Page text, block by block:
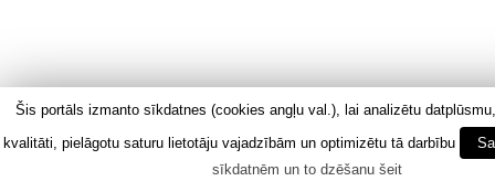
Šis portāls izmanto sīkdatnes (cookies angļu val.), lai analizētu
kvalitāti, pielāgotu saturu lietotāju vajadzībām un optimizētu tā darbību
sīkdatnēm un to dzēšanu šeit